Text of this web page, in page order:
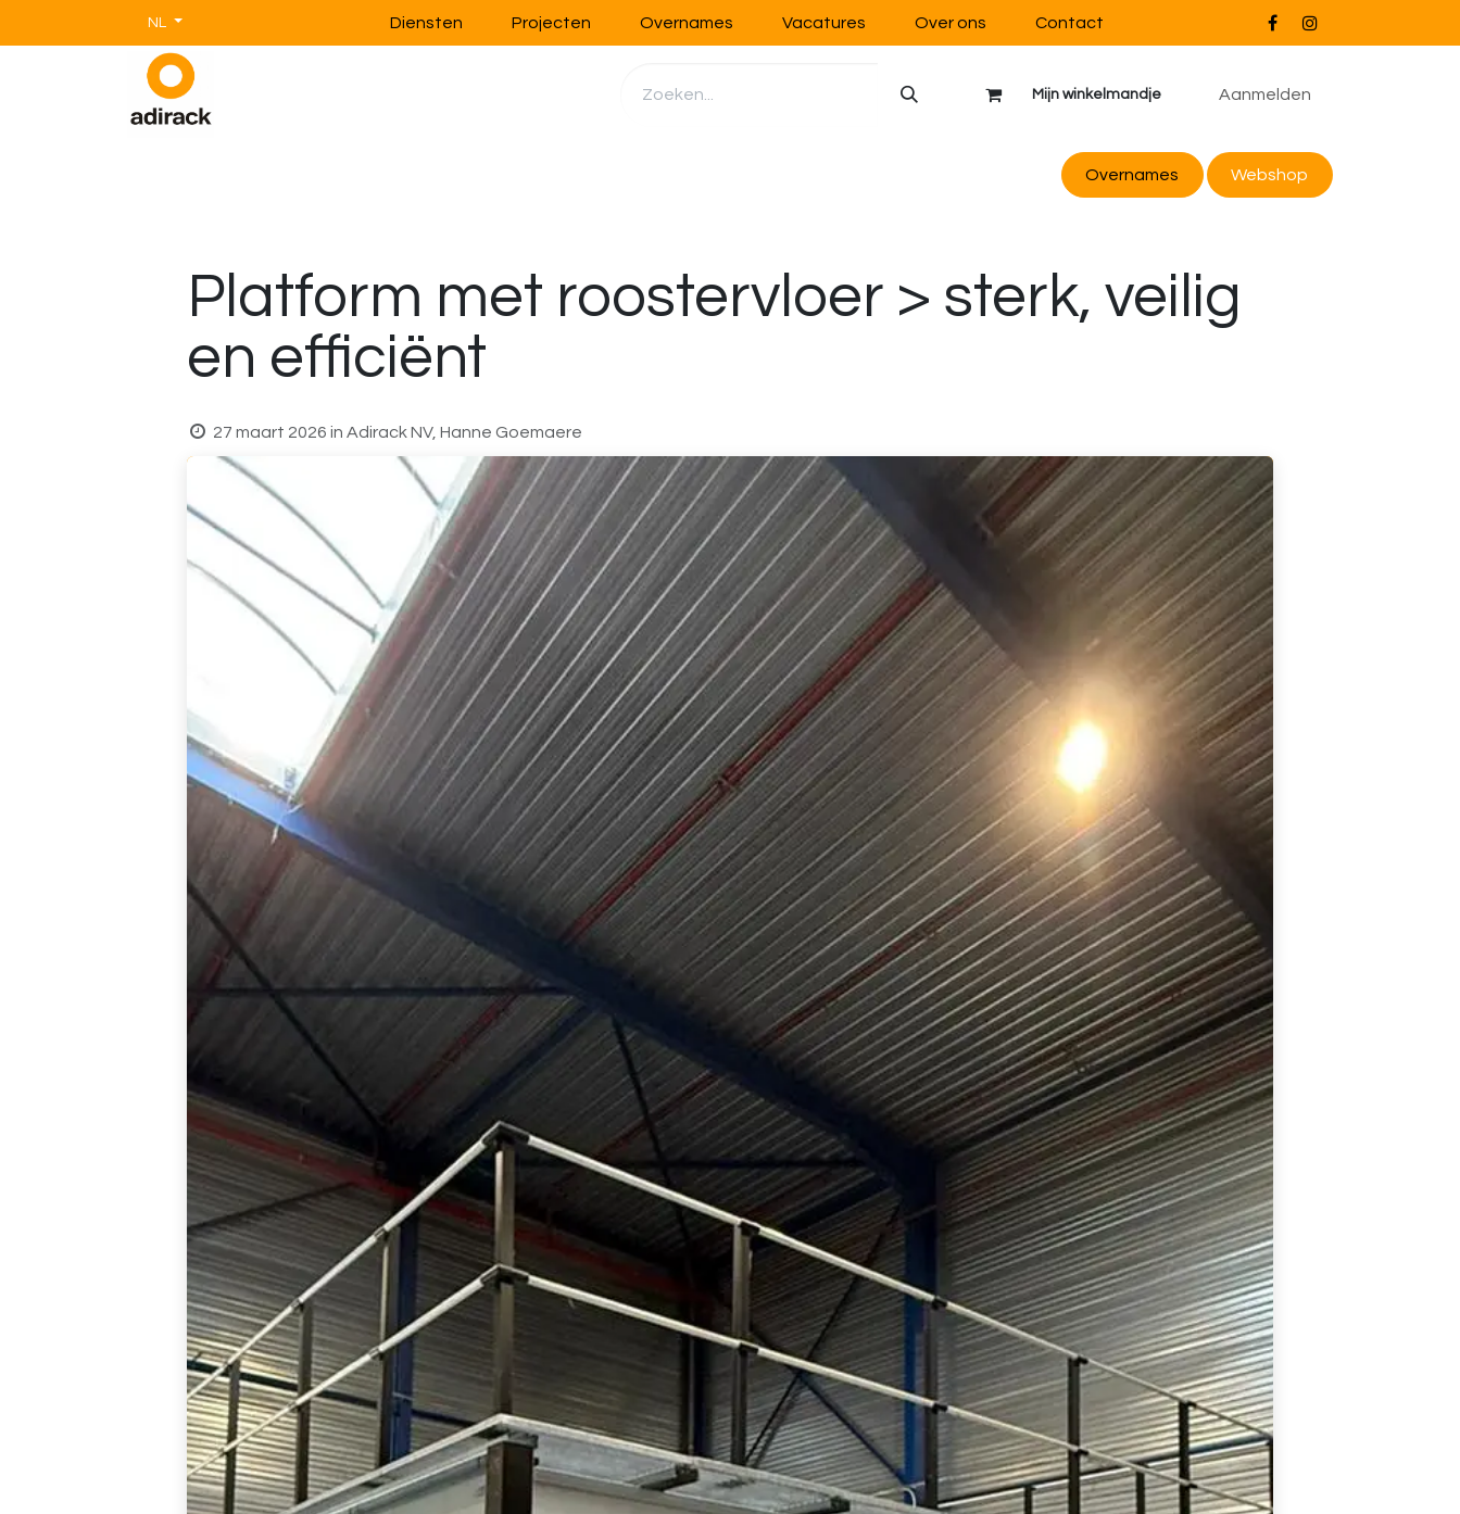
NL Diensten Projecten Overnames Vacatures Over ons Contact
Mijn winkelmandje Aanmelden
Overnames Webshop
Platform met roostervloer > sterk, veilig
en efficiënt
27 maart 2026 in Adirack NV, Hanne Goemaere